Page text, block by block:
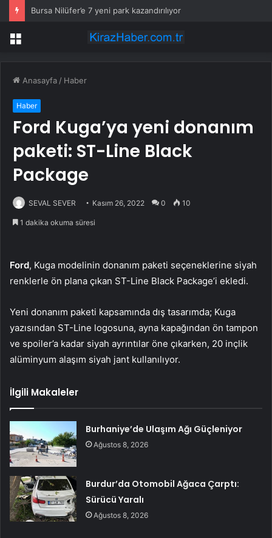
Bursa Nilüfer’e 7 yeni park kazandırılıyor
Menü
Anasayfa / Haber
Haber
Ford Kuga’ya yeni donanım
paketi: ST-Line Black
Package
SEVAL SEVER Kasım 26, 2022 0 10
1 dakika okuma süresi
Ford, Kuga modelinin donanım paketi seçeneklerine siyah
renklerle ön plana çıkan ST-Line Black Package’i ekledi.
Yeni donanım paketi kapsamında dış tasarımda; Kuga
yazısından ST-Line logosuna, ayna kapağından ön tampon
ve spoiler’a kadar siyah ayrıntılar öne çıkarken, 20 inçlik
alüminyum alaşım siyah jant kullanılıyor.
İlgili Makaleler
Burhaniye’de Ulaşım Ağı Güçleniyor
Ağustos 8, 2026
Burdur’da Otomobil Ağaca Çarptı:
Sürücü Yaralı
Ağustos 8, 2026